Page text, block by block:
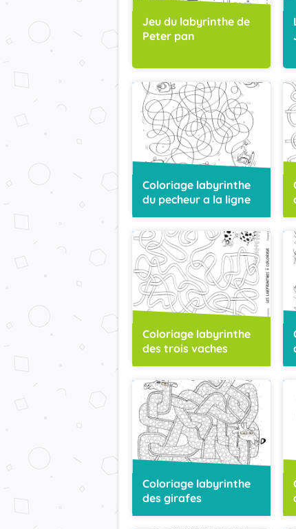
Jeu du labyrinthe de
Peter pan
Coloriage labyrinthe
du pecheur a la ligne
Coloriage labyrinthe
des trois vaches
Coloriage labyrinthe
des girafes